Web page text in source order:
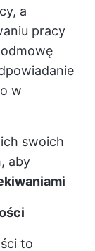
a
pracy
w
swoich
aby
to